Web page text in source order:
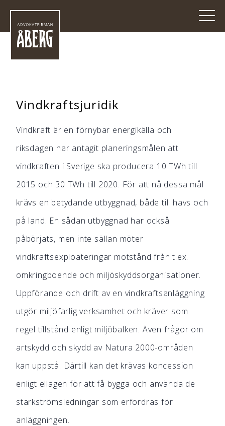
Vindkraftsjuridik
Vindkraft är en förnybar energikälla och
riksdagen har antagit planeringsmålen att
vindkraften i Sverige ska producera 10 TWh till
2015 och 30 TWh till 2020. För att nå dessa mål
krävs en betydande utbyggnad, både till havs och
på land. En sådan utbyggnad har också
påbörjats, men inte sällan möter
vindkraftsexploateringar motstånd från t.ex.
omkringboende och miljöskyddsorganisationer.
Uppförande och drift av en vindkraftsanläggning
utgör miljöfarlig verksamhet och kräver som
regel tillstånd enligt miljöbalken. Även frågor om
artskydd och skydd av Natura 2000-områden
kan uppstå. Därtill kan det krävas koncession
enligt ellagen för att få bygga och använda de
starkströmsledningar som erfordras för
anläggningen.